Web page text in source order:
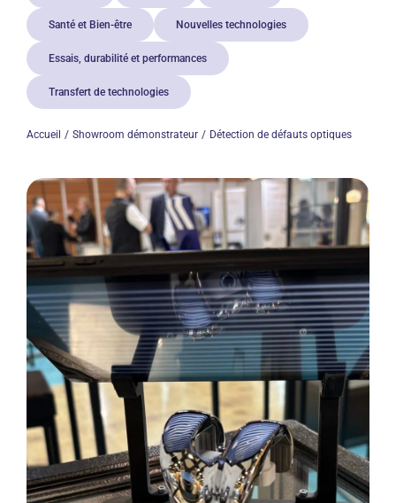
Santé et Bien-être Nouvelles technologies
Essais, durabilité et performances
Transfert de technologies
Accueil Showroom démonstrateur Détection de défauts optiques